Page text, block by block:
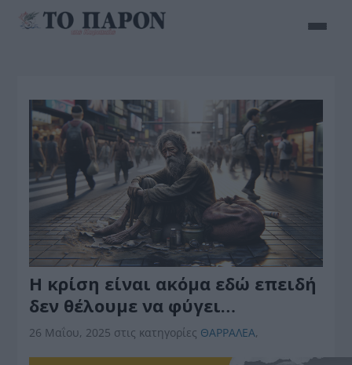
Η κρίση είναι ακόμα εδώ επειδή
δεν θέλουμε να φύγει…
26 Μαΐου, 2025 στις κατηγορίες ΘΑΡΡΑΛΕΑ,